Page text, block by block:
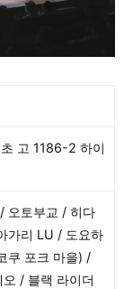
고 1186-2 하이
오토부교 / 히다
가리 LU / 도요하
쿠 포크 마을) /
/ 블랙 라이더